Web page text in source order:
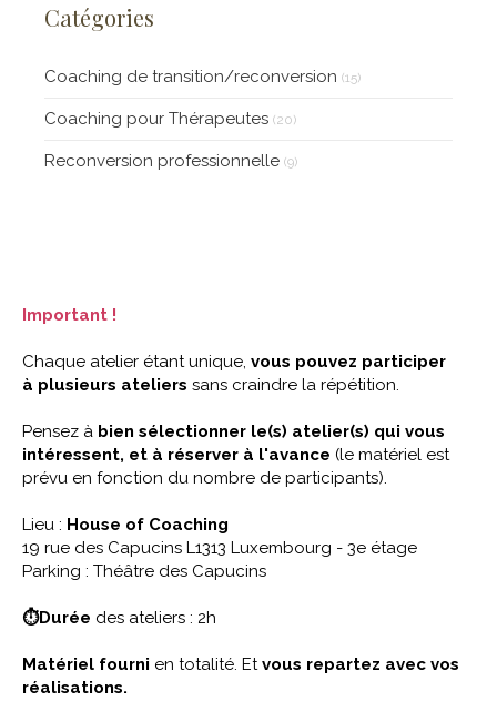
Aider à la Surmonter)
Catégories
Coaching de transition/reconversion (15)
Coaching pour Thérapeutes (20)
Reconversion professionnelle (9)
Important !
Chaque atelier étant unique, vous pouvez participer
à plusieurs ateliers sans craindre la répétition.
Pensez à bien sélectionner le(s) atelier(s) qui vous
intéressent, et à réserver à l'avance (le matériel est
prévu en fonction du nombre de participants).
Lieu : House of Coaching
19 rue des Capucins L1313 Luxembourg - 3e étage
Parking : Théâtre des Capucins
⏱Durée des ateliers : 2h
Matériel fourni en totalité. Etvous repartez avec vos
réalisations.